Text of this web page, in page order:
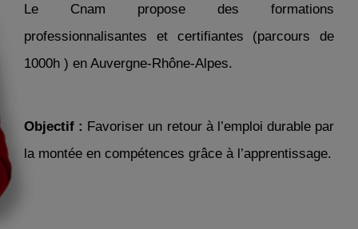
Le Cnam propose des formations
professionnalisantes et certifiantes (parcours de
1000h ) en Auvergne-Rhône-Alpes.
Objectif : Favoriser un retour à l’emploi durable par
la montée en compétences grâce à l’apprentissage.